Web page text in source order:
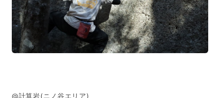
@計算岩(ニノ谷エリア)